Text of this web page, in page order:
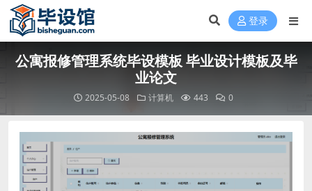
登录
公寓报修管理系统毕设模板 毕业设计模板及毕
业论文
2025-05-08 计算机 443 0